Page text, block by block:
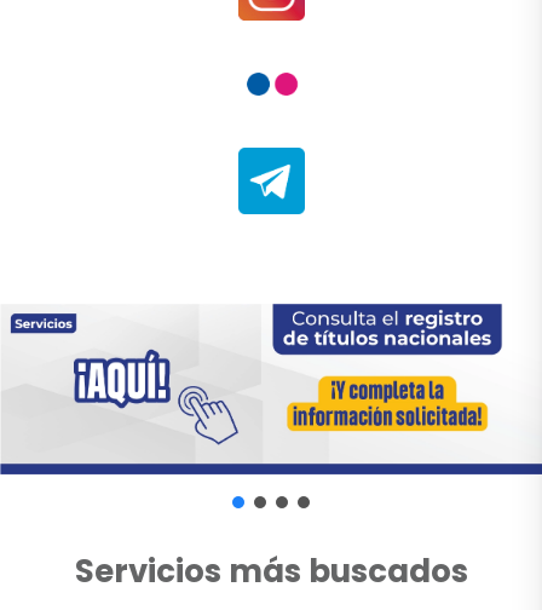
Servicios más buscados